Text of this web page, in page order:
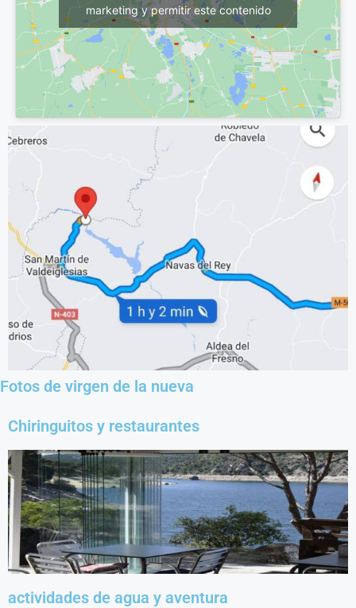
marketing y permitir este contenido
Fotos de virgen de la nueva
Chiringuitos y restaurantes
actividades de agua y aventura